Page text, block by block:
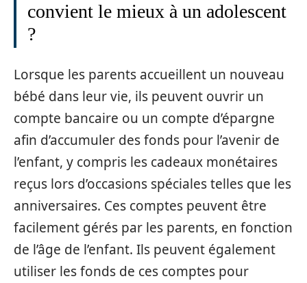
convient le mieux à un adolescent
?
Lorsque les parents accueillent un nouveau
bébé dans leur vie, ils peuvent ouvrir un
compte bancaire ou un compte d’épargne
afin d’accumuler des fonds pour l’avenir de
l’enfant, y compris les cadeaux monétaires
reçus lors d’occasions spéciales telles que les
anniversaires. Ces comptes peuvent être
facilement gérés par les parents, en fonction
de l’âge de l’enfant. Ils peuvent également
utiliser les fonds de ces comptes pour